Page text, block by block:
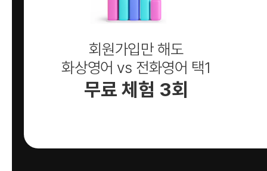
회원가입만 해도
화상영어 vs 전화영어 택1
무료 체험 3회